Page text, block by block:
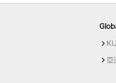
亞